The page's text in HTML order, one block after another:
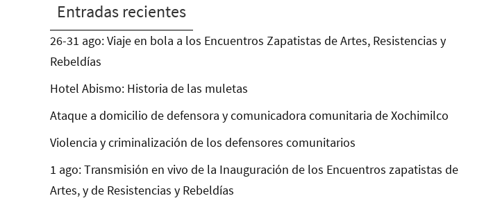
Entradas recientes
26-31 ago: Viaje en bola a los Encuentros Zapatistas de Artes, Resistencias y
Rebeldías
Hotel Abismo: Historia de las muletas
Ataque a domicilio de defensora y comunicadora comunitaria de Xochimilco
Violencia y criminalización de los defensores comunitarios
1 ago: Transmisión en vivo de la Inauguración de los Encuentros zapatistas de
Artes, y de Resistencias y Rebeldías